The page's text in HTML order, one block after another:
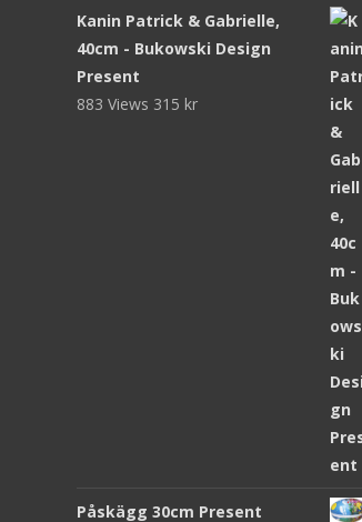
Kanin Patrick & Gabrielle,
40cm - Bukowski Design
Present
883 Views 315 kr
Påskägg 30cm Present